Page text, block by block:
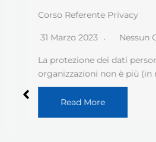
Corso Referente Privacy
31 Marzo 2023 Nessun
La protezione dei dati personali
organizzazioni non è più (in
Read More